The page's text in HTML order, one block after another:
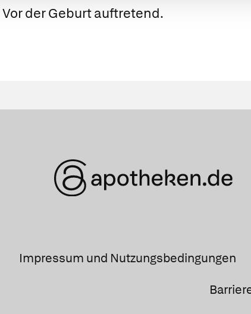
Vor der Geburt auftretend.
Impressum und Nutzungsbedingungen